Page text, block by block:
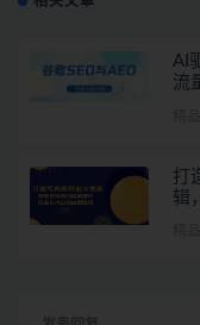
AI
流
打
辑